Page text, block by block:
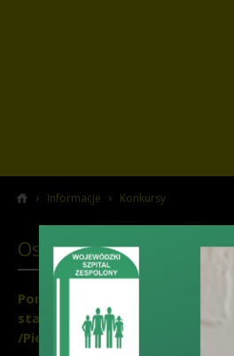
› Informacje › Konkursy
Ostatnio dodane
Ponowne konkursy na
stanowiska Pielęgniarek
/Pielęgniarzy Oddziałowych